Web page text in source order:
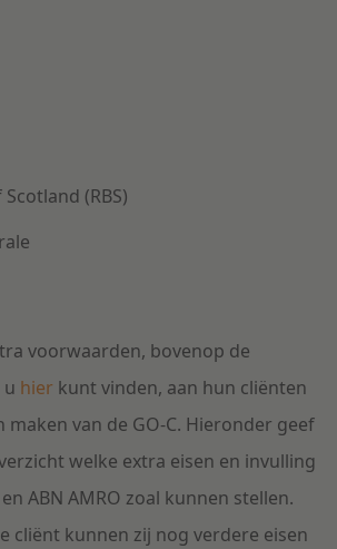
(RBS)
voorwaarden, bovenop de
hier kunt vinden, aan hun cliënten
van de GO-C. Hieronder geef
welke extra eisen en invulling
ABN AMRO zoal kunnen stellen.
cliënt kunnen zij nog verdere eisen